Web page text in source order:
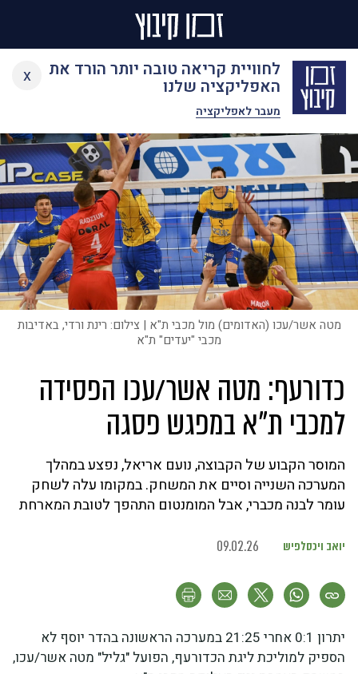
לחוויית קריאה טובה יותר הורד את
האפליקציה שלנו
מעבר לאפליקציה
x
Skip
content
מטה אשר/עכו (האדומים) מול מכבי ת"א | צילום: רינת ורדי, באדיבות
מכבי "יעדים" ת"א
כדורעף: מטה אשר/עכו הפסידה
למכבי ת"א במפגש פסגה
המוסר הקבוע של הקבוצה, נועם אריאל, נפצע במהלך
המערכה השנייה וסיים את המשחק. במקומו עלה לשחק
עומר לבנה מכברי, אבל המומנטום התהפך לטובת המארחת
יואב ויכסלפיש 09.02.26
יתרון 0:1 אחרי 21:25 במערכה הראשונה בהדר יוסף לא
הספיק למוליכת ליגת הכדורעף, הפועל "גליל" מטה אשר/עכו,